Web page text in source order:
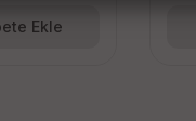
Ekle